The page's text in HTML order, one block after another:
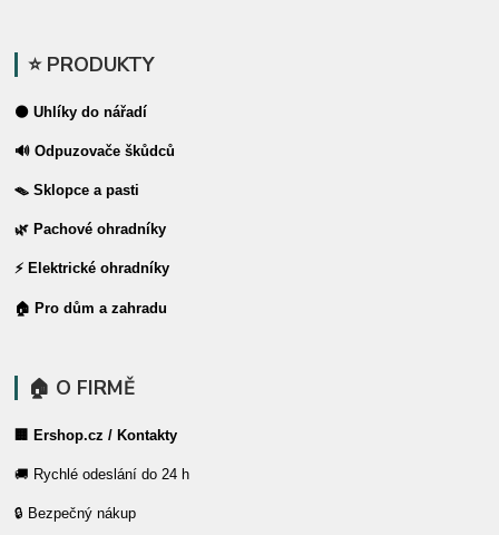
⭐ PRODUKTY
⚫ Uhlíky do nářadí
🔊 Odpuzovače škůdců
🪤 Sklopce a pasti
🌿 Pachové ohradníky
⚡ Elektrické ohradníky
🏠 Pro dům a zahradu
🏠 O FIRMĚ
🏢 Ershop.cz / Kontakty
🚚 Rychlé odeslání do 24 h
🔒 Bezpečný nákup